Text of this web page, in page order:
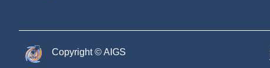
Copyright © AIGS​